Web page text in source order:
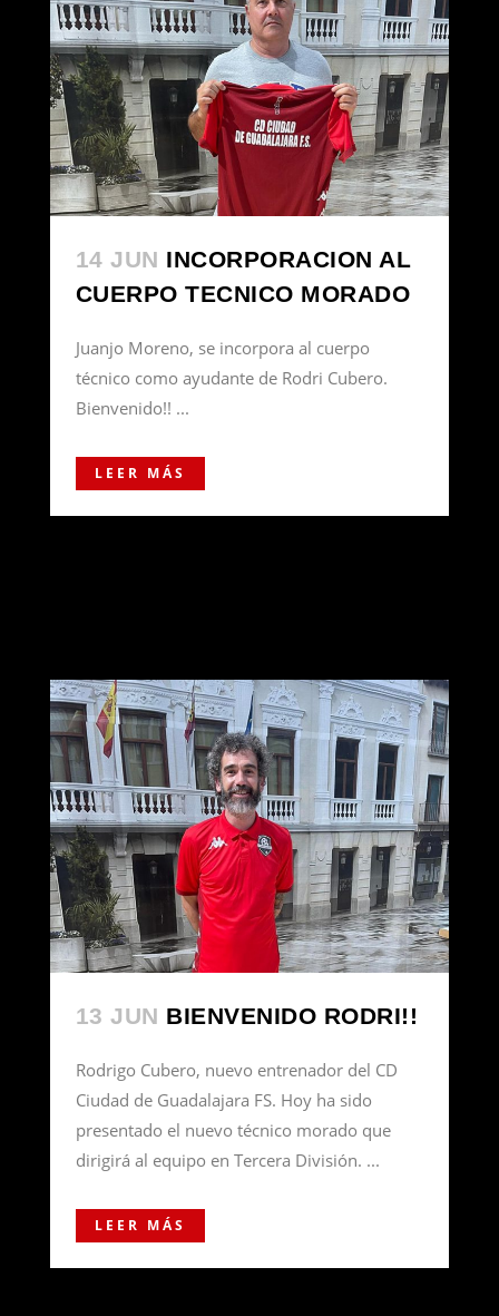
14 JUN INCORPORACION AL
CUERPO TECNICO MORADO
Juanjo Moreno, se incorpora al cuerpo
técnico como ayudante de Rodri Cubero.
Bienvenido!! ...
LEER MÁS
13 JUN BIENVENIDO RODRI!!
Rodrigo Cubero, nuevo entrenador del CD
Ciudad de Guadalajara FS. Hoy ha sido
presentado el nuevo técnico morado que
dirigirá al equipo en Tercera División. ...
LEER MÁS